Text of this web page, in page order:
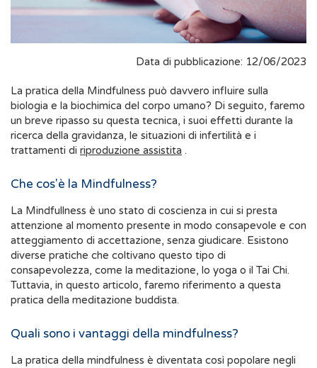
Data di pubblicazione: 12/06/2023
La pratica della Mindfulness può davvero influire sulla
biologia e la biochimica del corpo umano? Di seguito, faremo
un breve ripasso su questa tecnica, i suoi effetti durante la
ricerca della gravidanza, le situazioni di infertilità e i
trattamenti di riproduzione assistita .
Che cos'è la Mindfulness?
La Mindfullness è uno stato di coscienza in cui si presta
attenzione al momento presente in modo consapevole e con
atteggiamento di accettazione, senza giudicare. Esistono
diverse pratiche che coltivano questo tipo di
consapevolezza, come la meditazione, lo yoga o il Tai Chi.
Tuttavia, in questo articolo, faremo riferimento a questa
pratica della meditazione buddista.
Quali sono i vantaggi della mindfulness?
La pratica della mindfulness è diventata così popolare negli